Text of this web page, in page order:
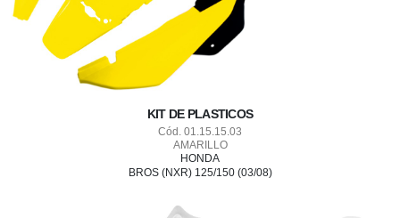
KIT DE PLASTICOS
Cód. 01.15.15.03
AMARILLO
HONDA
BROS (NXR) 125/150 (03/08)